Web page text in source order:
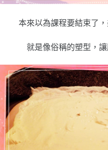
本來以為課程要結束了
就是像俗稱的塑型，